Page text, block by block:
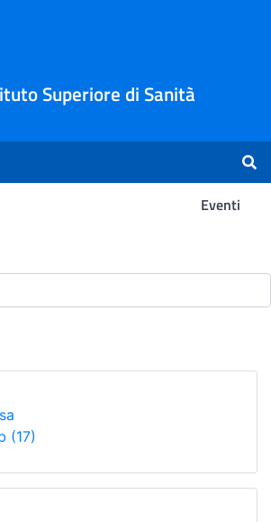
Superiore di Sanità
Eventi
Ricerca -
(17)